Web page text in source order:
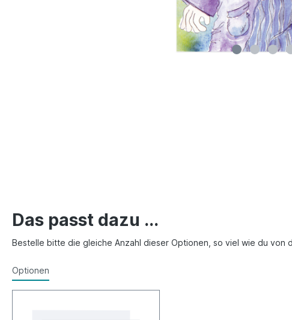
Das passt dazu ...
Bestelle bitte die gleiche Anzahl dieser Optionen, so viel wie du von
Optionen